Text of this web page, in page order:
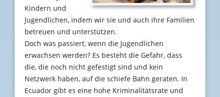
Kindern und
Jugendlichen, indem wir sie und auch ihre Familien
betreuen und unterstützen.
Doch was passiert, wenn die Jugendlichen
erwachsen werden? Es besteht die Gefahr, dass
die, die noch nicht gefestigt sind und kein
Netzwerk haben, auf die schiefe Bahn geraten. In
Ecuador gibt es eine hohe Kriminalitätsrate und